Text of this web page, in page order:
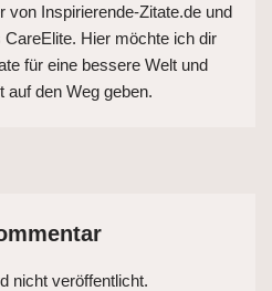
von Inspirierende-Zitate.de und
Hier möchte ich dir
für eine bessere Welt und
auf den Weg geben.
nicht veröffentlicht.